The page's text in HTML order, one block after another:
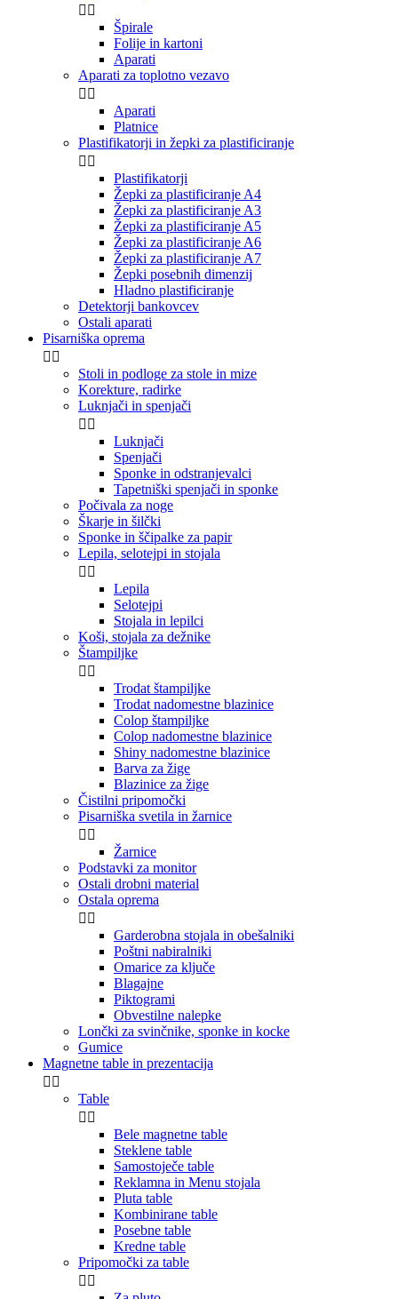
 
Špirale
Folije in kartoni
Aparati
Aparati za toplotno vezavo
 
Aparati
Platnice
Plastifikatorji in žepki za plastificiranje
 
Plastifikatorji
Žepki za plastificiranje A4
Žepki za plastificiranje A3
Žepki za plastificiranje A5
Žepki za plastificiranje A6
Žepki za plastificiranje A7
Žepki posebnih dimenzij
Hladno plastificiranje
Detektorji bankovcev
Ostali aparati
Pisarniška oprema
 
Stoli in podloge za stole in mize
Korekture, radirke
Luknjači in spenjači
 
Luknjači
Spenjači
Sponke in odstranjevalci
Tapetniški spenjači in sponke
Počivala za noge
Škarje in šilčki
Sponke in ščipalke za papir
Lepila, selotejpi in stojala
 
Lepila
Selotejpi
Stojala in lepilci
Koši, stojala za dežnike
Štampiljke
 
Trodat štampiljke
Trodat nadomestne blazinice
Colop štampiljke
Colop nadomestne blazinice
Shiny nadomestne blazinice
Barva za žige
Blazinice za žige
Čistilni pripomočki
Pisarniška svetila in žarnice
 
Žarnice
Podstavki za monitor
Ostali drobni material
Ostala oprema
 
Garderobna stojala in obešalniki
Poštni nabiralniki
Omarice za ključe
Blagajne
Piktogrami
Obvestilne nalepke
Lončki za svinčnike, sponke in kocke
Gumice
Magnetne table in prezentacija
 
Table
 
Bele magnetne table
Steklene table
Samostoječe table
Reklamna in Menu stojala
Pluta table
Kombinirane table
Posebne table
Kredne table
Pripomočki za table
 